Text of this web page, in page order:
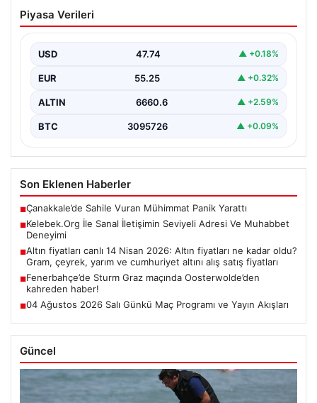
Adresi Ve Muhabbet Deneyimi
oluşturması kritik bir önem barındırmaktadır. Güncel
olarak…
Piyasa Verileri
USD 47.74 ▲ +0.18%
EUR 55.25 ▲ +0.32%
ALTIN 6660.6 ▲ +2.59%
BTC 3095726 ▲ +0.09%
Son Eklenen Haberler
■Çanakkale’de Sahile Vuran Mühimmat Panik Yarattı
■Kelebek.Org İle Sanal İletişimin Seviyeli Adresi Ve Muhabbet
Deneyimi
■Altın fiyatları canlı 14 Nisan 2026: Altın fiyatları ne kadar oldu?
Gram, çeyrek, yarım ve cumhuriyet altını alış satış fiyatları
■Fenerbahçe’de Sturm Graz maçında Oosterwolde’den
kahreden haber!
■04 Ağustos 2026 Salı Günkü Maç Programı ve Yayın Akışları
Güncel